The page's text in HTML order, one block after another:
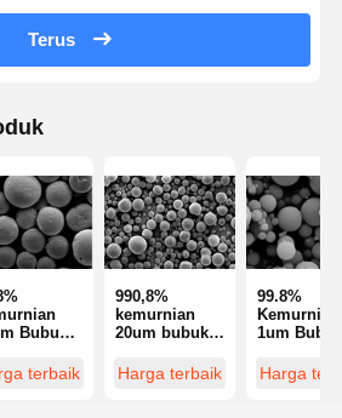
Silika
Terus
Bubuk
SA-Zterbaik
990,8%
kemurnian
20um bubuk
bola bola seri
SA-Z
Harga terbaik
99.8%
Kemurnian
1um Bubuk
Seri SA-Z
Harga